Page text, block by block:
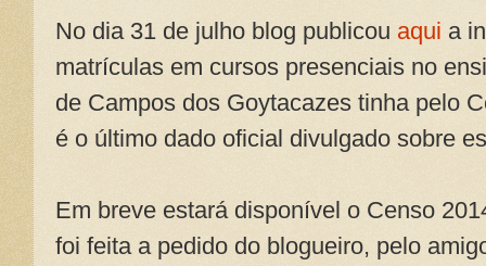
No dia 31 de julho blog publicou aqui a
matrículas em cursos presenciais no
de Campos dos Goytacazes tinha pelo
é o último dado oficial divulgado sobre
Em breve estará disponível o Censo
foi feita a pedido do blogueiro, pelo